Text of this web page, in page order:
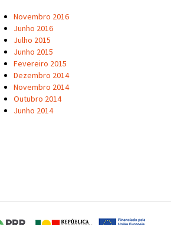
Novembro 2016
Junho 2016
Julho 2015
Junho 2015
Fevereiro 2015
Dezembro 2014
Novembro 2014
Outubro 2014
Junho 2014